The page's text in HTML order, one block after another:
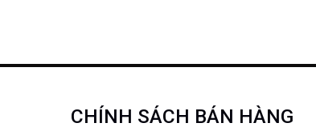
CHÍNH SÁCH BÁN HÀNG